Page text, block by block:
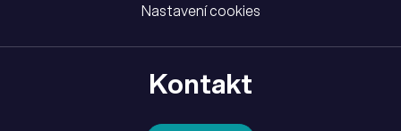
Nastavení cookies
Kontakt